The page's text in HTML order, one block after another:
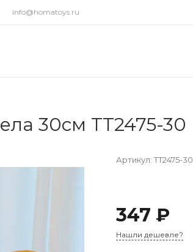
info@homatoys.ru
30см TT2475-30
Артикул:TT2475-30
347 ₽
Нашли дешевле?